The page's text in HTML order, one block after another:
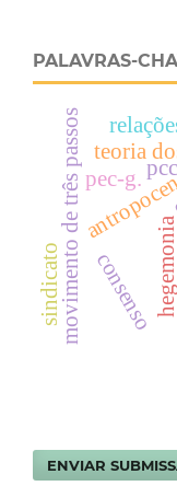
PALAVRAS-
hegemonia
movimento de três passos teoria
consenso
sindicato
pec-g.
ENVIAR